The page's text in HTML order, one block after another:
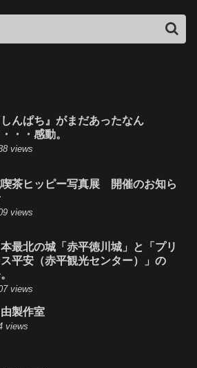
しんぱち』がまだあったなん
・・感動。
views
茶ヒッピー写真展 開催のお知ら
views
本最北の城「赤平徳川城」と「プリ
ス平安（赤平観光センター）」の
views
製作室
views